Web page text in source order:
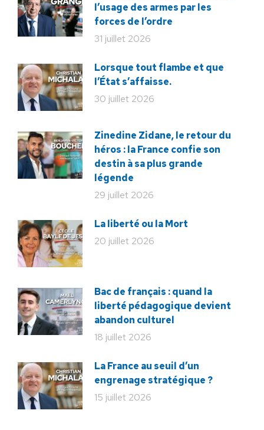
l’usage des armes par les
forces de l’ordre
31 juillet 2026
Lorsque tout flambe et que
l’État s’affaisse.
30 juillet 2026
Zinedine Zidane, le retour du
héros : la France confie son
destin à sa plus grande
légende
29 juillet 2026
La liberté ou la Mort
20 juillet 2026
Bac de français : quand la
liberté pédagogique devient
abandon culturel
18 juillet 2026
La France au seuil d’un
engrenage stratégique ?
15 juillet 2026